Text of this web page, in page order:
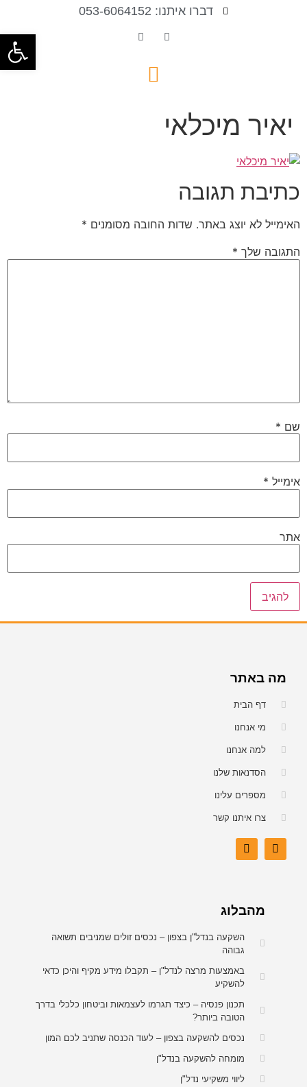
פתח
דברו איתנו: 053-6064152
יאיר מיכלאי
כתיבת תגובה
האימייל לא יוצג באתר. שדות החובה מסומנים *
התגובה שלך *
שם *
אימייל *
אתר
מה באתר
דף הבית
מי אנחנו
למה אנחנו
הסדנאות שלנו
מספרים עלינו
צרו איתנו קשר
מהבלוג
השקעה בנדל"ן בצפון – נכסים זולים שמניבים תשואה
גבוהה
באמצעות מרצה לנדל"ן – תקבלו מידע מקיף והיכן כדאי
להשקיע
תכנון פנסיה – כיצד תגרמו לעצמאות וביטחון כלכלי בדרך
הטובה ביותר?
נכסים להשקעה בצפון – לעוד הכנסה שתניב לכם המון
מומחה להשקעה בנדל"ן
ליווי משקיעי נדל"ן